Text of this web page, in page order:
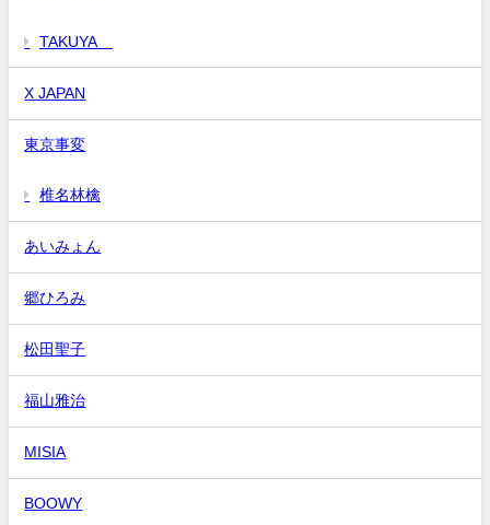
TAKUYA∞
X JAPAN
東京事変
椎名林檎
あいみょん
郷ひろみ
松田聖子
福山雅治
MISIA
BOOWY